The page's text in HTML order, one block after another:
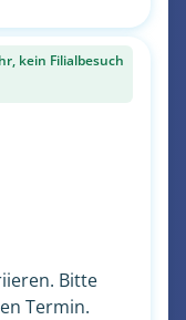
kein Filialbesuch
Bitte
Termin.